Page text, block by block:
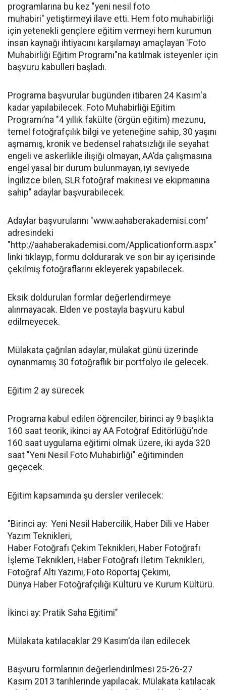
programlarına bu kez "yeni nesil foto
muhabiri" yetiştirmeyi ilave etti. Hem foto muhabirliği
için yetenekli gençlere eğitim vermeyi hem kurumun
insan kaynağı ihtiyacını karşılamayı amaçlayan 'Foto
Muhabirliği Eğitim Programı"na katılmak isteyenler için
başvuru kabulleri başladı.
Programa başvurular bugünden itibaren 24 Kasım'a
kadar yapılabilecek. Foto Muhabirliği Eğitim
Programı’na "4 yıllık fakülte (örgün eğitim) mezunu,
temel fotoğrafçılık bilgi ve yeteneğine sahip, 30 yaşını
aşmamış, kronik ve bedensel rahatsızlığı ile seyahat
engeli ve askerlikle ilişiği olmayan, AA’da çalışmasına
engel yasal bir durum bulunmayan, iyi seviyede
İngilizce bilen, SLR fotoğraf makinesi ve ekipmanına
sahip’’ adaylar başvurabilecek.
Adaylar başvurularını "www.aahaberakademisi.com"
adresindeki
"http://aahaberakademisi.com/Applicationform.aspx"
linki tıklayıp, formu doldurarak ve son bir ay içerisinde
çekilmiş fotoğraflarını ekleyerek yapabilecek.
Eksik doldurulan formlar değerlendirmeye
alınmayacak. Elden ve postayla başvuru kabul
edilmeyecek.
Mülakata çağrılan adaylar, mülakat günü üzerinde
oynanmamış 30 fotoğraflık bir portfolyo ile gelecek.
Eğitim 2 ay sürecek
Programa kabul edilen öğrenciler, birinci ay 9 başlıkta
160 saat teorik, ikinci ay AA Fotoğraf Editörlüğü’nde
160 saat uygulama eğitimi olmak üzere, iki ayda 320
saat "Yeni Nesil Foto Muhabirliği" eğitiminden
geçecek.
Eğitim kapsamında şu dersler verilecek:
"Birinci ay: Yeni Nesil Habercilik, Haber Dili ve Haber
Yazım Teknikleri,
Haber Fotoğrafı Çekim Teknikleri, Haber Fotoğrafı
İşleme Teknikleri, Haber Fotoğrafı İletim Teknikleri,
Fotoğraf Altı Yazımı, Foto Röportaj Çekimi,
Dünya Haber Fotoğrafçılığı Kültürü ve Kurum Kültürü.
İkinci ay: Pratik Saha Eğitimi"
Mülakata katılacaklar 29 Kasım'da ilan edilecek
Başvuru formlarının değerlendirilmesi 25-26-27
Kasım 2013 tarihlerinde yapılacak. Mülakata katılacak